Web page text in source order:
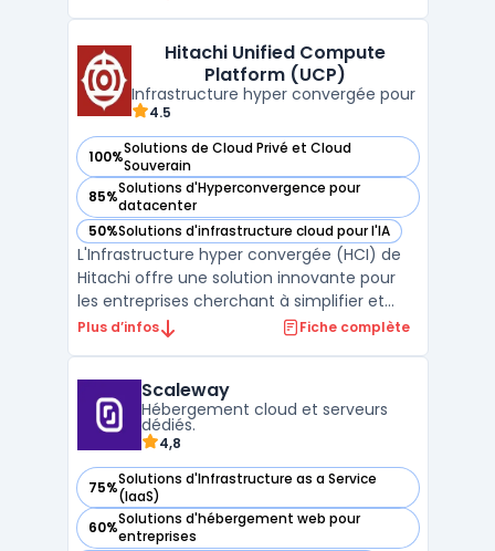
HashiCorp propose une approche
infrastructure-as-code qui garantit la coh
Hitachi Unified Compute
Platform (UCP)
Infrastructure hyper convergée pour
4.5
100%Solutions de Cloud Privé et Cloud
Souverain
— voir Hitachi Unified Compute Platform (UCP) dans cette
85%Solutions d'Hyperconvergence pour
datacenter
— voir Hitachi Unified Compute Platform (UCP) dans cette
50%Solutions d'infrastructure cloud pour l'IA
— voir Hitachi Unified Compute Platform (UCP) dans cette
L'Infrastructure hyper convergée (HCI) de
Hitachi offre une solution innovante pour
les entreprises cherchant à simplifier et
optimiser la gestion de leurs ressources
unifié, cette infrastructure permet de
réduire consi ...
Plus d’infos Fiche complète
Scaleway
Hébergement cloud et serveurs
dédiés.
4,8
75%Solutions d'Infrastructure as a Service
(IaaS)
— voir Scaleway dans cette catégorie
60%Solutions d'hébergement web pour
entreprises
— voir Scaleway dans cette catégorie